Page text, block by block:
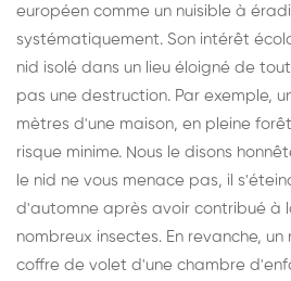
européen comme un nuisible à
systématiquement. Son intérêt
nid isolé dans un lieu éloigné de
pas une destruction. Par exemple,
mètres d'une maison, en pleine
risque minime. Nous le disons
le nid ne vous menace pas, il
d'automne après avoir contribué à
nombreux insectes. En revanche,
coffre de volet d'une chambre